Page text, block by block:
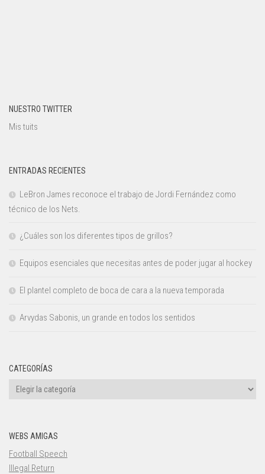
NUESTRO TWITTER
Mis tuits
ENTRADAS RECIENTES
LeBron James reconoce el trabajo de Jordi Fernández como
técnico de los Nets.
¿Cuáles son los diferentes tipos de grillos?
Equipos esenciales que necesitas antes de poder jugar al hockey
El plantel completo de boca de cara a la nueva temporada
Arvydas Sabonis, un grande en todos los sentidos
CATEGORÍAS
Categorías
WEBS AMIGAS
Football Speech
Illegal Return